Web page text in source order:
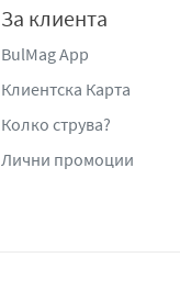
За клиента
BulMag App
Клиентска Карта
Колко струва?
Лични промоции